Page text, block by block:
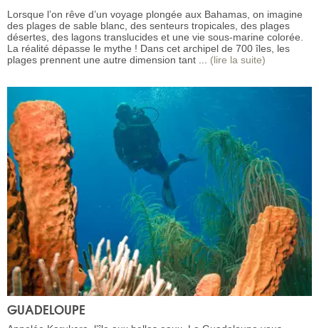
Lorsque l’on rêve d’un voyage plongée aux Bahamas, on imagine
des plages de sable blanc, des senteurs tropicales, des plages
désertes, des lagons translucides et une vie sous-marine colorée.
La réalité dépasse le mythe ! Dans cet archipel de 700 îles, les
plages prennent une autre dimension tant ... (lire la suite)
GUADELOUPE